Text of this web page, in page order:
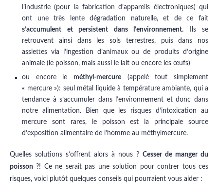
l’industrie (pour la fabrication d’appareils électroniques) qui
ont une très lente dégradation naturelle, et de ce fait
s’accumulent et persistent dans l’environnement. Ils se
retrouvent ainsi dans les sols terrestres, puis dans nos
assiettes via l’ingestion d’animaux ou de produits d’origine
animale (le poisson, mais aussi le lait ou encore les œufs)
ou encore le méthyl-mercure (appelé tout simplement
« mercure »): seul métal
liquideà température ambiante, qui a
tendance à s’accumuler dans l’environnement et donc dans
notre alimentation. Bien que les risques d’intoxication au
mercure sont rares, le poisson est la principale source
d’exposition alimentaire de l’homme au méthylmercure.
Quelles solutions s’offrent alors à nous ? Cesser de manger du
poisson ?! Ce ne serait pas une solution pour contrer tous ces
risques, voici plutôt quelques conseils qui pourraient vous aider :